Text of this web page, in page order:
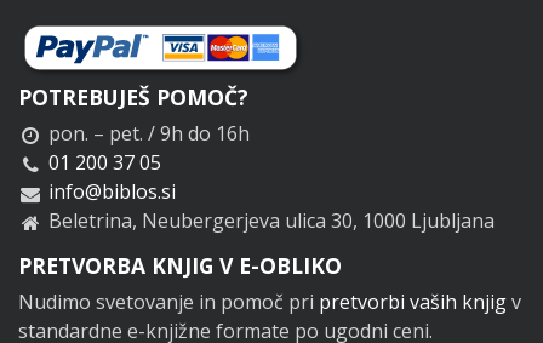
POTREBUJEŠ POMOČ?
pon. – pet. / 9h do 16h
01 200 37 05
info@biblos.si
Beletrina, Neubergerjeva ulica 30, 1000 Ljubljana
PRETVORBA KNJIG V E-OBLIKO
Nudimo svetovanje in pomoč pri pretvorbi vaših knjigv
standardne e-knjižne formate po ugodni ceni.